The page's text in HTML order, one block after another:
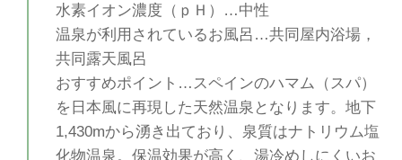
水素イオン濃度（ｐＨ）…中性
温泉が利用されているお風呂…共同屋内浴場，
共同露天風呂
おすすめポイント…スペインのハマム（スパ）
を日本風に再現した天然温泉となります。地下
1,430mから湧き出ており、泉質はナトリウム塩
化物温泉。保温効果が高く、湯冷めしにくいお